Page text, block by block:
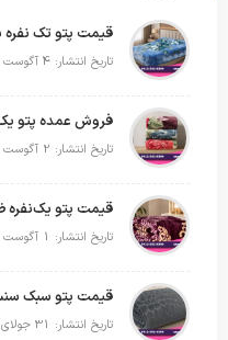
تاریخ انتشار: 4 آگوست 2026
تاریخ انتشار: 2 آگوست 2026
تاریخ انتشار: 1 آگوست 2026
تاریخ انتشار: 31 جولای 2026